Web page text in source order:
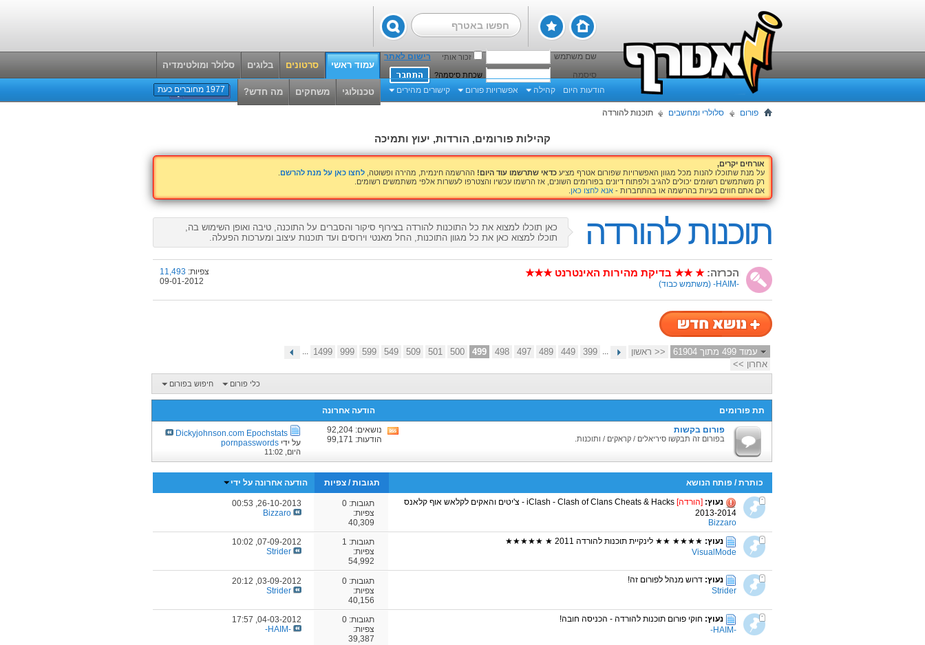
שם משתמש זכור אותי
רישום לאתר
סיסמה
שכחת סיסמה?
עמוד ראשי
הודעות היום קהילה אפשרויות פורום קישורים מהירים
סרטונים בלוגים סלולר ומולטימדיה
טכנולוגי משחקים מה חדש? 1977 מחוברים כעת
פורום סלולרי ומחשבים תוכנות להורדה
קהילות פורומים, הורדות, יעוץ ותמיכה
אורחים יקרים,
על מנת שתוכלו להנות מכל מגוון האפשרויות שפורום אטרף מציע כדאי שתרשמו עוד היום! ההרשמה חינמית, מהירה ופשוטה, לחצו כאן על מנת להרשם
רק משתמשים רשומים יכולים להגיב ולפתוח דיונים בפורומים השונים, אז הרשמו עכשיו והצטרפו לעשרות אלפי משתמשים רשומים.
אם אתם חווים בעיות בהרשמה או בהתחברות - אנא לחצו כאן
תוכנות להורדה
כאן תוכלו למצוא את כל התוכנות להורדה בצירוף סיקור והסברים על התוכנה, טיבה ואופן השימוש בה,
תוכלו למצוא כאן את כל מגוון התוכנות, החל מאנטי וירוסים ועד תוכנות עיצוב ומערכות הפעלה.
הכרזה: ★ ★★ בדיקת מהירות האינטרנט ★★★
-HAIM- (משתמש כבוד)
צפיות: 11,493
09-01-2012
עמוד 499 מתוך 61904 << ראשון ...
399
449
489
497
498
499
500
501
509
549
599
999
1499
...
אחרון >>
כלי פורום חיפוש בפורום
תת פורומים
הודעה אחרונה
פורום בקשות
בפורום זה תבקשו סיריאלים / קראקים / ותוכנות.
צפיה
בRSS
הפורום
נושאים: 92,204
הודעות: 99,171
Dickyjohnson.com Epochstats
על ידי pornpasswords
היום, 11:02
כותרת/ פותח הנושא תגובות/צפיות הודעה אחרונה על ידי
נעוץ: [הורדה]
iClash - Clash of Clans Сheats & Hacks - צ'יטים והאקים לקלאש אוף קלאנס
2013-2014
Bizzaro
תגובות: 0
צפיות:
40,309
26-10-2013,
00:53
Bizzaro
נעוץ: ★★★★ ★★ לינקיית תוכנות להורדה 2011 ★ ★★★★★
VisualMode
תגובות: 1
צפיות:
54,992
07-09-2012,
10:02
Strider
נעוץ: דרוש מנהל לפורום זה!
Strider
תגובות: 0
צפיות:
40,156
03-09-2012,
20:12
Strider
נעוץ: חוקי פורום תוכנות להורדה - הכניסה חובה!
-HAIM-
תגובות: 0
צפיות:
39,387
04-03-2012,
17:57
-HAIM-